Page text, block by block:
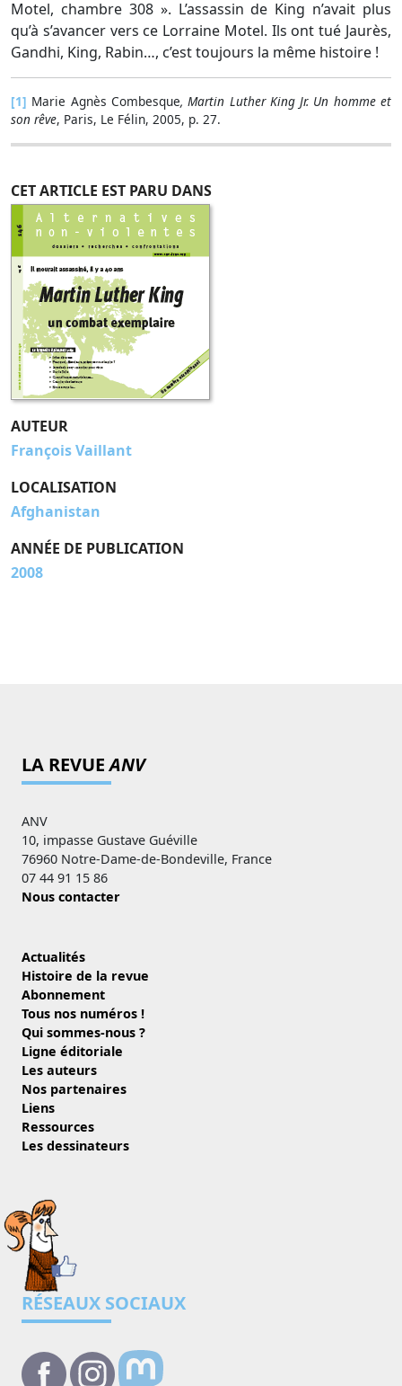
AUTEUR
François Vaillant
LOCALISATION
Afghanistan
ANNÉE DE PUBLICATION
2008
CET ARTICLE EST PARU DANS
Motel, chambre 308 ». L’assassin de King n’avait plus
qu’à s’avancer vers ce Lorraine Motel. Ils ont tué Jaurès,
Gandhi, King, Rabin…, c’est toujours la même histoire !
[1] Marie Agnès Combesque, Martin Luther King Jr. Un homme et
son rêve, Paris, Le Félin, 2005, p. 27.
LA REVUEANV
ANV
10, impasse Gustave Guéville
76960 Notre-Dame-de-Bondeville, France
07 44 91 15 86
Nous contacter
Actualités
Histoire de la revue
Abonnement
Tous nos numéros !
Qui sommes-nous ?
Ligne éditoriale
Les auteurs
Nos partenaires
Liens
Ressources
Les dessinateurs
RÉSEAUX SOCIAUX